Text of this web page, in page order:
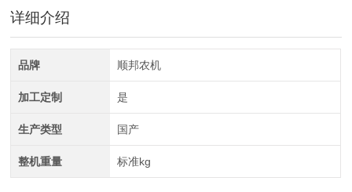
详细介绍
品牌 顺邦农机
加工定制 是
生产类型 国产
整机重量 标准kg